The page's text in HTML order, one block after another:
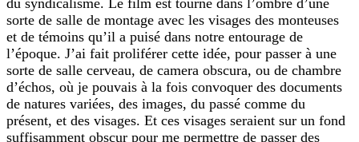
du syndicalisme. Le film est tourné dans l’ombre d’une
sorte de salle de montage avec les visages des monteuses
et de témoins qu’il a puisé dans notre entourage de
l’époque. J’ai fait proliférer cette idée, pour passer à une
sorte de salle cerveau, de camera obscura, ou de chambre
d’échos, où je pouvais à la fois convoquer des documents
de natures variées, des images, du passé comme du
présent, et des visages. Et ces visages seraient sur un fond
suffisamment obscur pour me permettre de passer des